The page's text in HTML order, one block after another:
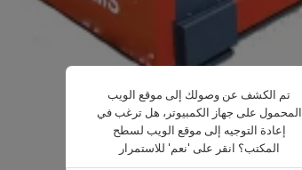
تم الكشف عن وصولك إلى موقع الويب
المحمول على جهاز الكمبيوتر، هل ترغب في
إعادة التوجيه إلى موقع الويب لسطح
المكتب؟ انقر على 'نعم' للاستمرار